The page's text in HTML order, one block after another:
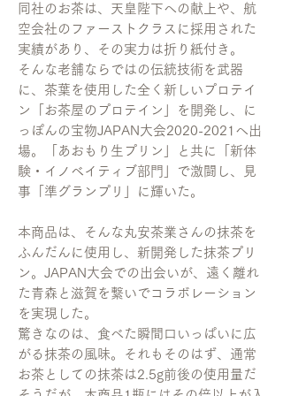
同社のお茶は、天皇陛下への献上や、航
空会社のファーストクラスに採用された
実績があり、その実力は折り紙付き。
そんな老舗ならではの伝統技術を武器
に、茶葉を使用した全く新しいプロテイ
ン「お茶屋のプロテイン」を開発し、に
っぽんの宝物JAPAN大会2020-2021へ出
場。「あおもり生プリン」と共に「新体
験・イノベイティブ部門」で激闘し、見
事「準グランプリ」に輝いた。
本商品は、そんな丸安茶業さんの抹茶を
ふんだんに使用し、新開発した抹茶プリ
ン。JAPAN大会での出会いが、遠く離れ
た青森と滋賀を繋いでコラボレーション
を実現した。
驚きなのは、食べた瞬間口いっぱいに広
がる抹茶の風味。それもそのはず、通常
お茶としての抹茶は2.5g前後の使用量だ